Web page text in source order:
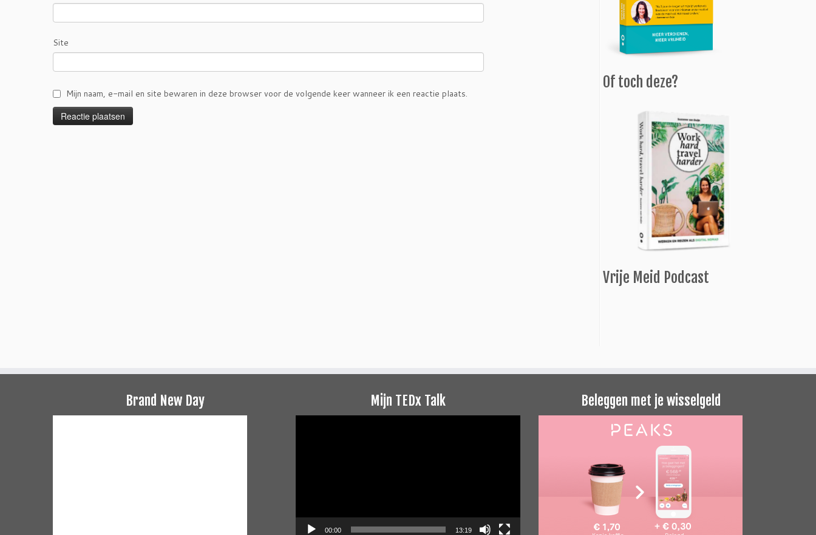
Site
Mijn naam, e-mail en site bewaren in deze browser voor de volgende keer wanneer ik een reactie plaats.
Of toch deze?
Vrije Meid Podcast
Brand New Day Mijn TEDx Talk
00:00 13:19
Beleggen met je wisselgeld